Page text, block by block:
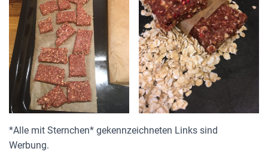
*Alle mit Sternchen* gekennzeichneten Links sind
Werbung.